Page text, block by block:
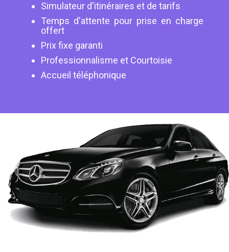
Simulateur d'itinéraires et de tarifs
Temps d'attente pour prise en charge
offert
Prix fixe garanti
Professionnalisme et Courtoisie
Accueil téléphonique